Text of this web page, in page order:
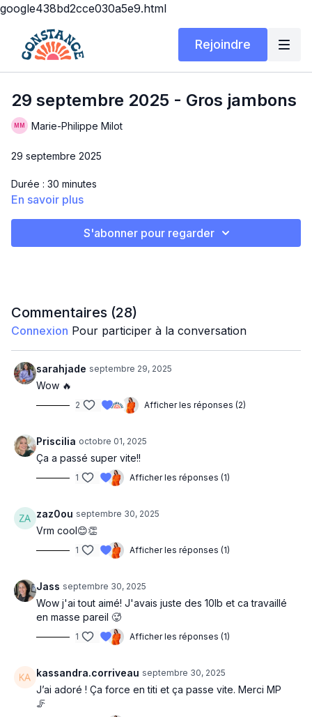
google438bd2cce030a5e9.html
Rejoindre
29 septembre 2025 - Gros jambons
Marie-Philippe Milot
29 septembre 2025
Durée : 30 minutes
GROS JAMBONS
Sumo squats
Bloc 2 – Mollets
Calf raises
Lunge hold calf raises
Squat calf raises
Calf raise farmer carry
Bloc 3 – Abs
Russian twists
Sit-ups avec dumbbell
Plank triceps kick back
En savoir plus
S'abonner pour regarder
Commentaires (28)
Connexion Pour participer à la conversation
sarahjade septembre 29, 2025
Wow 🔥
2 Afficher les réponses (2)
Priscilia octobre 01, 2025
Ça a passé super vite!!
1 Afficher les réponses (1)
zaz0ou septembre 30, 2025
Vrm cool😊👏
1 Afficher les réponses (1)
Jass septembre 30, 2025
Wow j'ai tout aimé! J'avais juste des 10lb et ca travaillé
en masse pareil 🥵
1 Afficher les réponses (1)
kassandra.corriveau septembre 30, 2025
J’ai adoré ! Ça force en titi et ça passe vite. Merci MP
🦵